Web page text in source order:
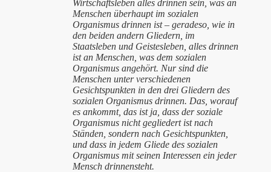
Wirtschaftsleben alles drinnen sein, was an
Menschen überhaupt im sozialen
Organismus drinnen ist – geradeso, wie in
den beiden andern Gliedern, im
Staatsleben und Geistesleben, alles drinnen
ist an Menschen, was dem sozialen
Organismus angehört. Nur sind die
Menschen unter verschiedenen
Gesichtspunkten in den drei Gliedern des
sozialen Organismus drinnen. Das, worauf
es ankommt, das ist ja, dass der soziale
Organismus nicht gegliedert ist nach
Ständen, sondern nach Gesichtspunkten,
und dass in jedem Gliede des sozialen
Organismus mit seinen Interessen ein jeder
Mensch drinnensteht.